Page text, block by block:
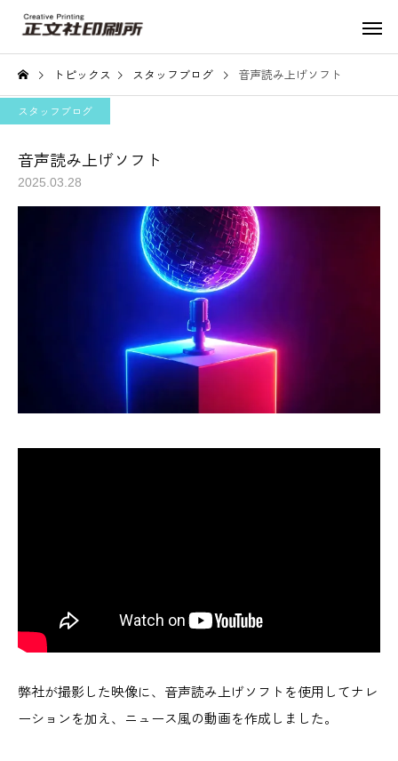
トピックス スタッフブログ 音声読み上げソフト
スタッフブログ
音声読み上げソフト
2025.03.28
弊社が撮影した映像に、音声読み上げソフトを使用してナレ
ーションを加え、ニュース風の動画を作成しました。